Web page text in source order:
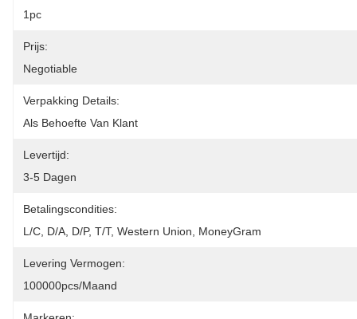
1pc
Prijs:
Negotiable
Verpakking Details:
Als Behoefte Van Klant
Levertijd:
3-5 Dagen
Betalingscondities:
L/C, D/A, D/P, T/T, Western Union, MoneyGram
Levering Vermogen:
100000pcs/maand